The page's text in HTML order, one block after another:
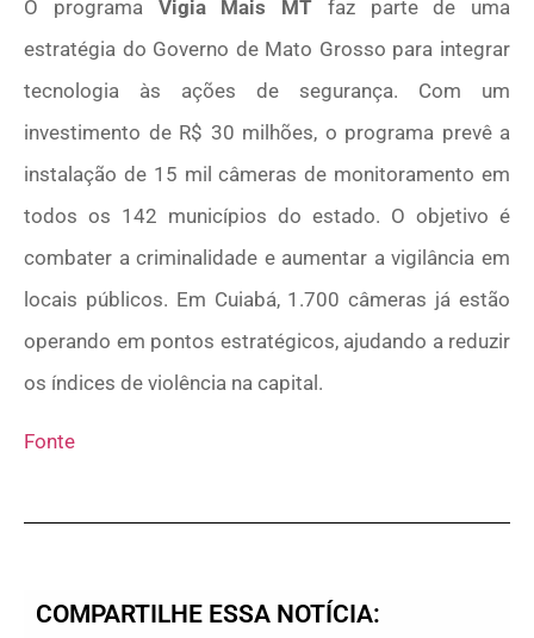
O programa Vigia Mais MT faz parte de uma
estratégia do Governo de Mato Grosso para integrar
tecnologia às ações de segurança. Com um
investimento de R$ 30 milhões, o programa prevê a
instalação de 15 mil câmeras de monitoramento em
todos os 142 municípios do estado. O objetivo é
combater a criminalidade e aumentar a vigilância em
locais públicos. Em Cuiabá, 1.700 câmeras já estão
operando em pontos estratégicos, ajudando a reduzir
os índices de violência na capital.
Fonte
COMPARTILHE ESSA NOTÍCIA: